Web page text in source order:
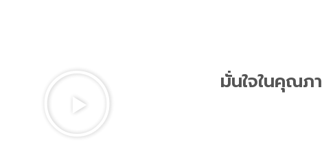
มั่นใจในคุณภ